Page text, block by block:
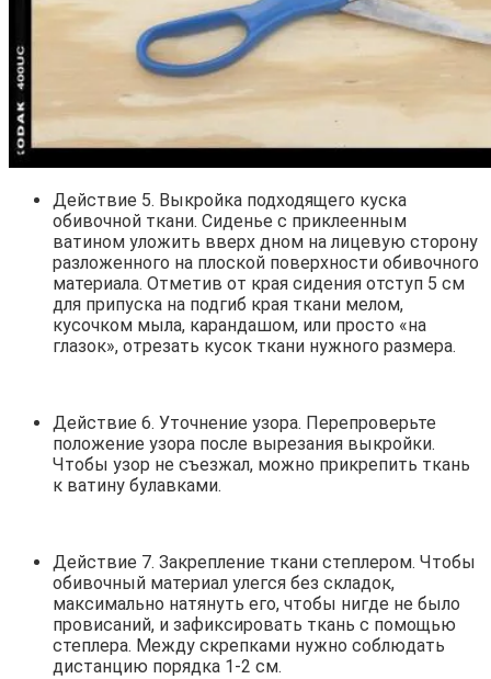
Действие 5. Выкройка подходящего куска
обивочной ткани. Сиденье с приклеенным
ватином уложить вверх дном на лицевую сторону
разложенного на плоской поверхности обивочного
материала. Отметив от края сидения отступ 5 см
для припуска на подгиб края ткани мелом,
кусочком мыла, карандашом, или просто «на
глазок», отрезать кусок ткани нужного размера.
Действие 6. Уточнение узора. Перепроверьте
положение узора после вырезания выкройки.
Чтобы узор не съезжал, можно прикрепить ткань
к ватину булавками.
Действие 7. Закрепление ткани степлером. Чтобы
обивочный материал улегся без складок,
максимально натянуть его, чтобы нигде не было
провисаний, и зафиксировать ткань с помощью
степлера. Между скрепками нужно соблюдать
дистанцию порядка 1-2 см.